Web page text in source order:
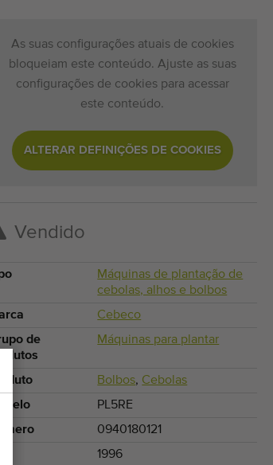
As suas configurações atuais de cookies
bloqueiam este conteúdo. Ajuste as suas
configurações de cookies para acessar
este conteúdo.
ALTERAR DEFINIÇÕES DE COOKIES
Vendido
Máquinas de plantação de
cebolas, alhos e bolbos
Cebeco
de
Máquinas para plantar
Bolbos, Cebolas
PL5RE
0940180121
1996